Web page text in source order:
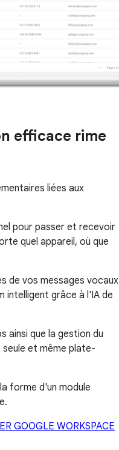
efficace rime
liées aux
pour passer et recevoir
quel appareil, où que
de vos messages vocaux
intelligent grâce à l'IA de
ainsi que la gestion du
et même plate-
forme d'un module
GOOGLE WORKSPACE